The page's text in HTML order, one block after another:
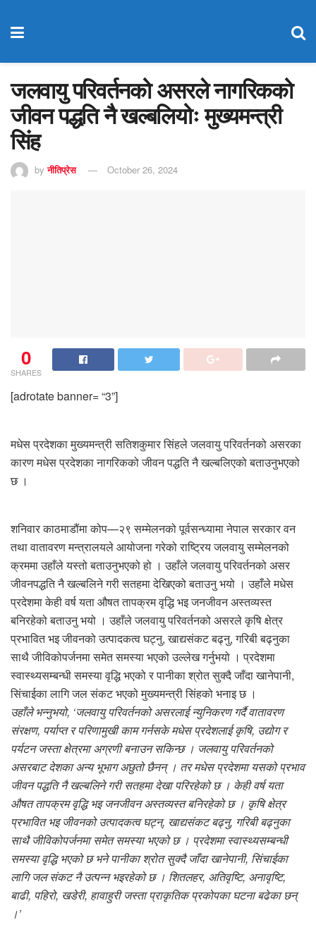
जलवायु परिवर्तनको असरले नागरिकको
जीवन पद्धति नै खल्बलियोः मुख्यमन्त्री
सिंह
by नीतिप्रेस October 26, 2024
0
SHARES
[adrotate banner= “3”]
मधेस प्रदेशका मुख्यमन्त्री सतिशकुमार सिंहले जलवायु परिवर्तनको असरका
कारण मधेस प्रदेशका नागरिकको जीवन पद्धति नै खल्बलिएको बताउनुभएको
छ ।
शनिवार काठमाडौंमा कोप—२९ सम्मेलनको पूर्वसन्ध्यामा नेपाल सरकार वन
तथा वातावरण मन्त्रालयले आयोजना गरेको राष्ट्रिय जलवायु सम्मेलनको
क्रममा उहाँले यस्तो बताउनुभएको हो । उहाँले जलवायु परिवर्तनको असर
जीवनपद्धति नै खल्बलिने गरी सतहमा देखिएको बताउनु भयो । उहाँले मधेस
प्रदेशमा केही वर्ष यता औषत तापक्रम वृद्धि भइ जनजीवन अस्तव्यस्त
बनिरहेको बताउनु भयो । उहाँले जलवायु परिवर्तनको असरले कृषि क्षेत्र
प्रभावित भइ जीवनको उत्पादकत्व घट्नु, खाद्यसंकट बढ्नु, गरिबी बढ्नुका
साथै जीविकोपर्जनमा समेत समस्या भएको उल्लेख गर्नुभयो । प्रदेशमा
स्वास्थ्यसम्बन्धी समस्या वृद्धि भएको र पानीका श्रोत सुक्दै जाँदा खानेपानी,
सिंचाईका लागि जल संकट भएको मुख्यमन्त्री सिंहको भनाइ छ ।
उहाँले भन्नुभयो, ‘जलवायु परिवर्तनको असरलाई न्युनिकरण गर्दै वातावरण
संरक्षण, पर्याप्त र परिणामुखी काम गर्नसके मधेस प्रदेशलाई कृषि, उद्योग र
पर्यटन जस्ता क्षेत्रमा अग्रणी बनाउन सकिन्छ । जलवायु परिवर्तनको
असरबाट देशका अन्य भूभाग अछुतो छैनन् । तर मधेस प्रदेशमा यसको प्रभाव
जीवन पद्धति नै खल्बलिने गरी सतहमा देखा परिरहेको छ । केही वर्ष यता
औषत तापक्रम वृद्धि भइ जनजीवन अस्तव्यस्त बनिरहेको छ । कृषि क्षेत्र
प्रभावित भइ जीवनको उत्पादकत्व घट्न्, खाद्यसंकट बढ्नु, गरिबी बढ्नुका
साथै जीविकोपर्जनमा समेत समस्या भएको छ । प्रदेशमा स्वास्थ्यसम्बन्धी
समस्या वृद्धि भएको छ भने पानीका श्रोत सुक्दै जाँदा खानेपानी, सिंचाईका
लागि जल संकट नै उत्पन्न भइरहेको छ । शितलहर, अतिवृष्टि, अनावृष्टि,
बाढी, पहिरो, खडेरी, हावाहुरी जस्ता प्राकृतिक प्रकोपका घटना बढेका छन्
।’